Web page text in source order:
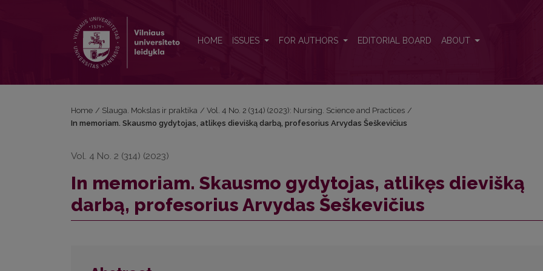
HOME ISSUES FOR AUTHORS EDITORIAL BOARD ABOUT
Home / Slauga. Mokslas ir praktika / Vol. 4 No. 2 (314) (2023): Nursing. Science and Practices /
In memoriam. Skausmo gydytojas, atlikęs dievišką darbą, profesorius Arvydas Šeškevičius
Vol. 4 No. 2 (314) (2023)
In memoriam. Skausmo gydytojas, atlikęs dievišką
darbą, profesorius Arvydas Šeškevičius